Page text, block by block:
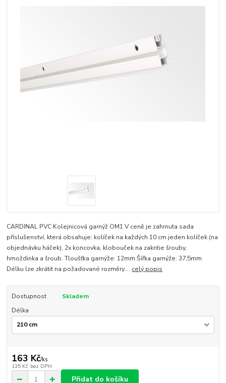
CARDINAL PVC Kolejnicová garnýž OM1 V ceně je zahrnuta sada
příslušenství, která obsahuje: kolíček na každých 10 cm jeden kolíček (na
objednávku háček), 2x koncovka, klobouček na zakritie šrouby,
hmoždinka a šroub. Tloušťka garnýže: 12mm Šířka garnýže: 37,5mm
Délku lze zkrátit na požadované rozměry.... celý popis
Dostupnost
Skladem
Délka
163 Kč/ks
135 Kč bez DPH
Přidat do košíku